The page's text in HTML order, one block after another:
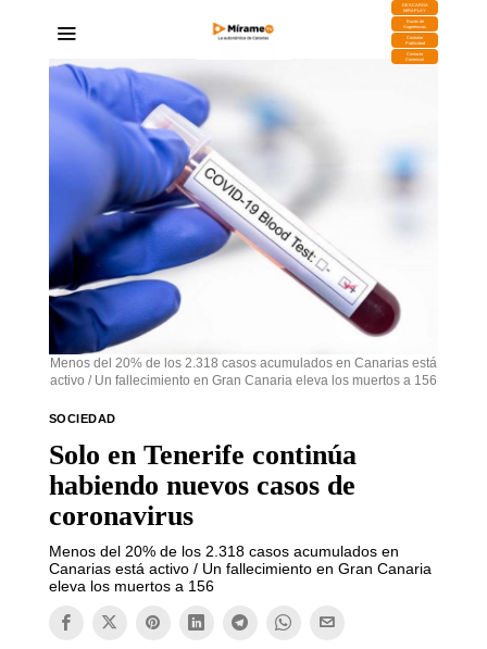
DESCARGA
MIRAPLAY
Buzón de
Sugerencias
Contratar
Publicidad
Contacto
Comercial
Menos del 20% de los 2.318 casos acumulados en Canarias está
activo / Un fallecimiento en Gran Canaria eleva los muertos a 156
SOCIEDAD
Solo en Tenerife continúa
habiendo nuevos casos de
coronavirus
Menos del 20% de los 2.318 casos acumulados en
Canarias está activo / Un fallecimiento en Gran Canaria
eleva los muertos a 156